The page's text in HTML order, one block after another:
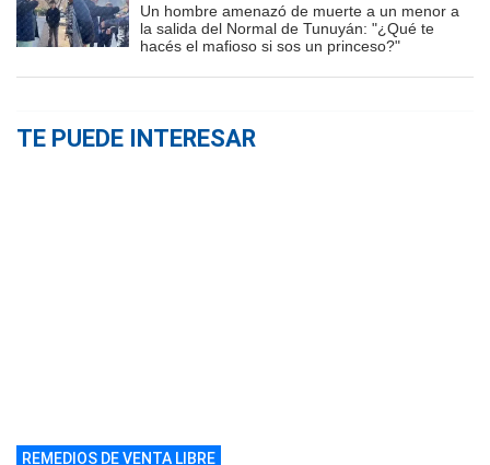
Un hombre amenazó de muerte a un menor a
la salida del Normal de Tunuyán: "¿Qué te
hacés el mafioso si sos un princeso?"
TE PUEDE INTERESAR
REMEDIOS DE VENTA LIBRE